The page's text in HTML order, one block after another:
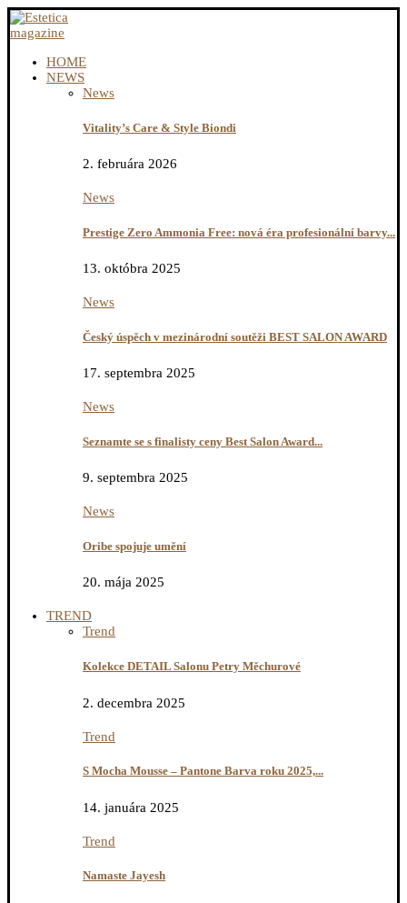
HOME
NEWS
News
Vitality’s Care & Style Biondi
2. februára 2026
News
Prestige Zero Ammonia Free: nová éra profesionální barvy...
13. októbra 2025
News
Český úspěch v mezinárodní soutěži BEST SALON AWARD
17. septembra 2025
News
Seznamte se s finalisty ceny Best Salon Award...
9. septembra 2025
News
Oribe spojuje umění
20. mája 2025
TREND
Trend
Kolekce DETAIL Salonu Petry Měchurové
2. decembra 2025
Trend
S Mocha Mousse – Pantone Barva roku 2025,...
14. januára 2025
Trend
Namaste Jayesh